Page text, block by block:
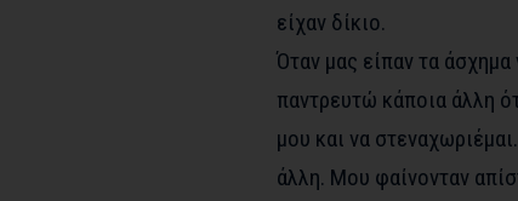
είχαν δίκιο.
Όταν μας είπαν τα
παντρευτώ κάποια άλλη
μου και να
άλλη. Μου φαίνονταν